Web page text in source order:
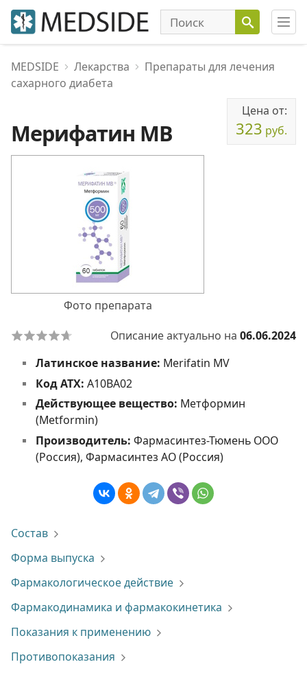
MEDSIDE Лекарства
Препараты для лечения
сахарного диабета
Мерифатин МВ
Цена от:
323 руб.
Фото препарата
Описание актуально на 06.06.2024
Латинское название: Merifatin MV
Код АТХ: A10BA02
Действующее вещество: Метформин
(Metformin)
Производитель: Фармасинтез-Тюмень ООО
(Россия), Фармасинтез АО (Россия)
Состав
Форма выпуска
Фармакологическое действие
Фармакодинамика и фармакокинетика
Показания к применению
Противопоказания